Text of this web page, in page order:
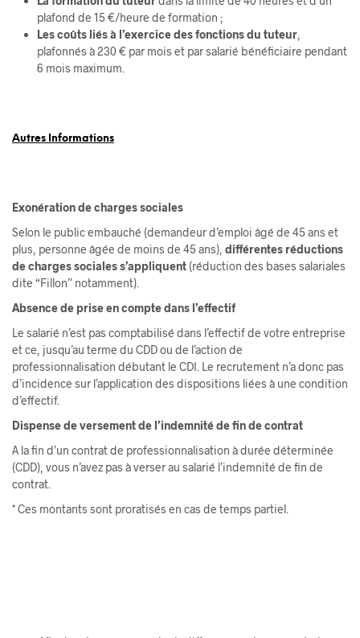
plafond de 15 €/heure de formation ;
Les coûts liés à l’exercice des fonctions du tuteur,
plafonnés à 230 € par mois et par salarié bénéficiaire pendant
6 mois maximum.
Autres Informations
Exonération de charges sociales
Selon le public embauché (demandeur d’emploi âgé de 45 ans et
plus, personne âgée de moins de 45 ans), différentes réductions
de charges sociales s’appliquent (réduction des bases salariales
dite “Fillon” notamment).
Absence de prise en compte dans l’effectif
Le salarié n’est pas comptabilisé dans l’effectif de votre entreprise
et ce, jusqu’au terme du CDD ou de l’action de
professionnalisation débutant le CDI. Le recrutement n’a donc pas
d’incidence sur l’application des dispositions liées à une condition
d’effectif.
Dispense de versement de l’indemnité de fin de contrat
A la fin d’un contrat de professionnalisation à durée déterminée
(CDD), vous n’avez pas à verser au salarié l’indemnité de fin de
contrat.
* Ces montants sont proratisés en cas de temps partiel.